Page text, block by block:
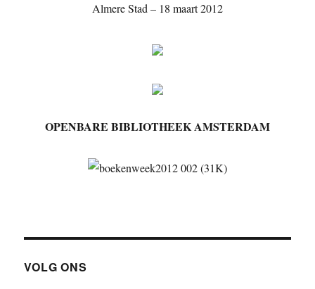
Almere Stad – 18 maart 2012
OPENBARE BIBLIOTHEEK AMSTERDAM
VOLG ONS